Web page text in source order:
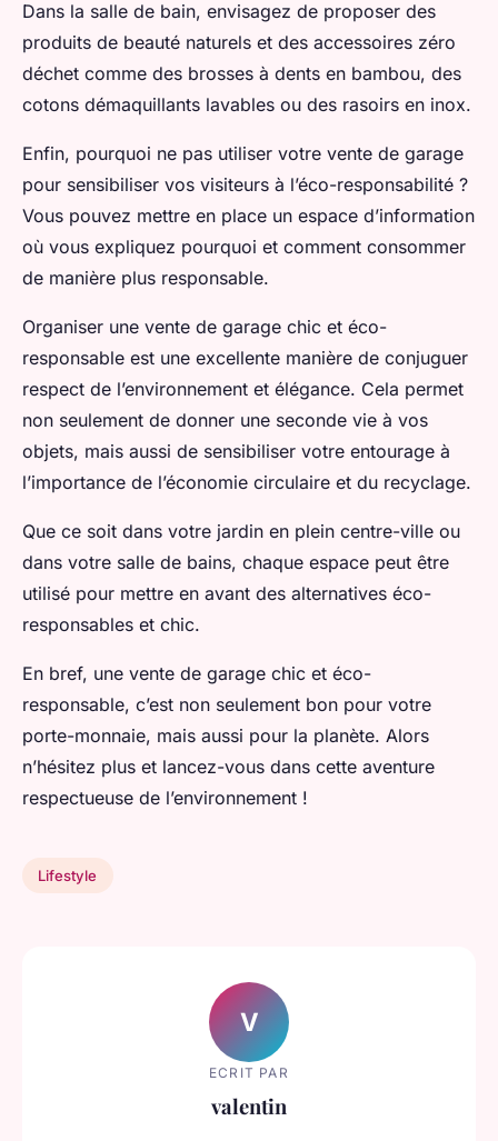
Dans la salle de bain, envisagez de proposer des
produits de beauté naturels et des accessoires zéro
déchet comme des brosses à dents en bambou, des
cotons démaquillants lavables ou des rasoirs en inox.
Enfin, pourquoi ne pas utiliser votre vente de garage
pour sensibiliser vos visiteurs à l’éco-responsabilité ?
Vous pouvez mettre en place un espace d’information
où vous expliquez pourquoi et comment consommer
de manière plus responsable.
Organiser une vente de garage chic et éco-
responsable est une excellente manière de conjuguer
respect de l’environnement et élégance. Cela permet
non seulement de donner une seconde vie à vos
objets, mais aussi de sensibiliser votre entourage à
l’importance de l’économie circulaire et du recyclage.
Que ce soit dans votre jardin en plein centre-ville ou
dans votre salle de bains, chaque espace peut être
utilisé pour mettre en avant des alternatives éco-
responsables et chic.
En bref, une vente de garage chic et éco-
responsable, c’est non seulement bon pour votre
porte-monnaie, mais aussi pour la planète. Alors
n’hésitez plus et lancez-vous dans cette aventure
respectueuse de l’environnement !
Lifestyle
V
ECRIT PAR
valentin